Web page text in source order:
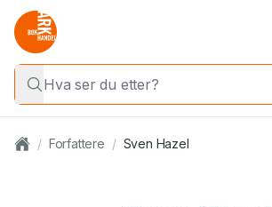
/ Forfattere / Sven Hazel